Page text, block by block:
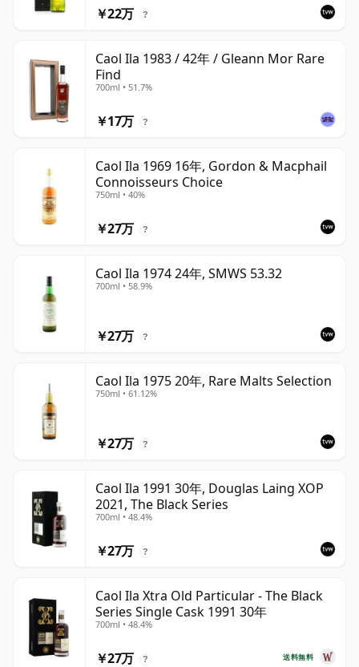
￥22万 ?
Caol Ila 1983 / 42年 / Gleann Mor Rare
Find
700ml • 51.7%
￥17万 ?
Caol Ila 1969 16年, Gordon & Macphail
Connoisseurs Choice
750ml • 40%
￥27万 ?
Caol Ila 1974 24年, SMWS 53.32
700ml • 58.9%
￥27万 ?
Caol Ila 1975 20年, Rare Malts Selection
750ml • 61.12%
￥27万 ?
Caol Ila 1991 30年, Douglas Laing XOP
2021, The Black Series
700ml • 48.4%
￥27万 ?
Caol Ila Xtra Old Particular - The Black
Series Single Cask 1991 30年
700ml • 48.4%
送料無料
￥27万 ?